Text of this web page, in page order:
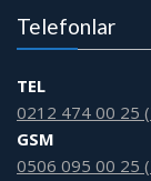
Telefonlar
TEL
0212 474 00 25
GSM
0506 095 00 25